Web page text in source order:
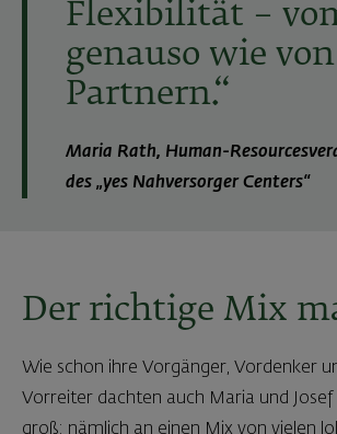
Flexibilität –
genauso wie
Partnern.“
Maria Rath, Human-
des „yes Nahversorger Centers“
Der richtige Mix
Wie schon ihre Vorgänger, Vordenker
Vorreiter dachten auch Maria und Josef
groß: nämlich an einen Mix von vielen